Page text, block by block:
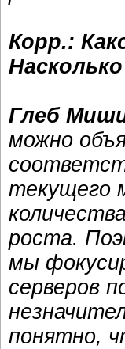
Корр.:
Глеб
можно
текущего
роста.
мы
серверов
понятно,